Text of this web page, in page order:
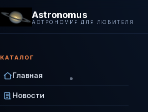
Astronomus
АСТРОНОМИЯ ДЛЯ ЛЮБИТЕЛЯ
КАТАЛОГ
Главная
Новости